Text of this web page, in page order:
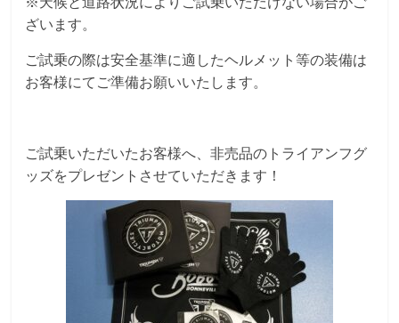
ざいます。
ご試乗の際は安全基準に適したヘルメット等の装備は
お客様にてご準備お願いいたします。
ご試乗いただいたお客様へ、非売品のトライアンフグ
ッズをプレゼントさせていただきます！